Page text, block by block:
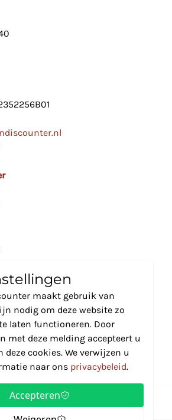
maakt gebruik van
nodig om deze website zo
laten functioneren. Door
met deze melding accepteert u
deze cookies. We verwijzen u
naar ons privacybeleid.
Accepteren